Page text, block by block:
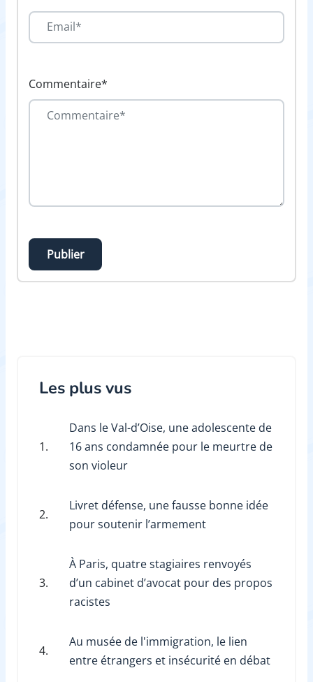
Commentaire*
Publier
Les plus vus
1.
Dans le Val-d’Oise, une adolescente de
16 ans condamnée pour le meurtre de
son violeur
2.
Livret défense, une fausse bonne idée
pour soutenir l’armement
3.
À Paris, quatre stagiaires renvoyés
d’un cabinet d’avocat pour des propos
racistes
4.
Au musée de l'immigration, le lien
entre étrangers et insécurité en débat